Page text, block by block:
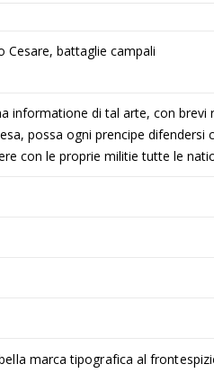
Cesare, battaglie campali
informatione di tal arte, con
possa ogni prencipe
con le proprie militie tutte le
marca tipografica al